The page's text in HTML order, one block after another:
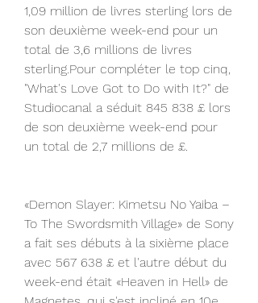
1,09 million de livres sterling lors de
son deuxième week-end pour un
total de 3,6 millions de livres
sterling.Pour compléter le top cinq,
"What's Love Got to Do with It?" de
Studiocanal a séduit 845 838 £ lors
de son deuxième week-end pour
un total de 2,7 millions de £.
«Demon Slayer: Kimetsu No Yaiba –
To The Swordsmith Village» de Sony
a fait ses débuts à la sixième place
avec 567 638 £ et l'autre début du
week-end était «Heaven in Hell» de